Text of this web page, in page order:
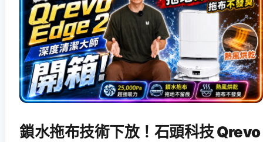
鎖水拖布技術下放！石頭科技 Qrevo